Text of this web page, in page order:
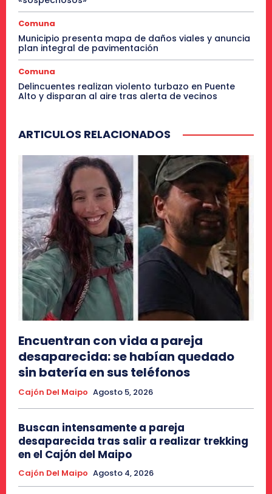
Comuna
Municipio presenta mapa de daños viales y anuncia
plan integral de pavimentación
Comuna
Delincuentes realizan violento turbazo en Puente
Alto y disparan al aire tras alerta de vecinos
ARTICULOS RELACIONADOS
Encuentran con vida a pareja
desaparecida: se habían quedado
sin batería en sus teléfonos
Cajón Del Maipo Agosto 5, 2026
Buscan intensamente a pareja
desaparecida tras salir a realizar trekking
en el Cajón del Maipo
Cajón Del Maipo Agosto 4, 2026